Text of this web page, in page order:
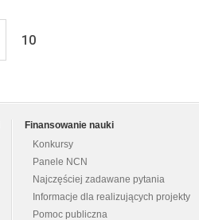
10
Finansowanie nauki
Konkursy
Panele NCN
Najczęściej zadawane pytania
Informacje dla realizujących projekty
Pomoc publiczna